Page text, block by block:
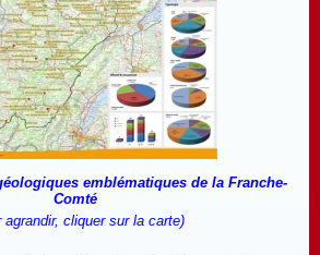
emblématiques de la Franche-
Comté
agrandir, cliquer sur la carte)